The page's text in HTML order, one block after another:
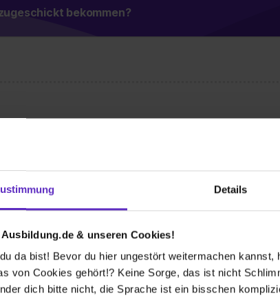
Details
Ausbildung.de & unseren Cookies!
da bist! Bevor du hier ungestört weitermachen
von Cookies gehört!? Keine Sorge, das ist nicht
dich bitte nicht, die Sprache ist ein bisschen
bekommen?
Autos und Werkzeuge gäbe? Stahl ist durch seine
geeignet. Für sämtliche Anwendungen kann man aus
hinaus hat Stahl von allen Werkstoffen die höchste
spannendes und vielseitiges Produkt. Das alles und
Neugierig? Dann bewirb' Dich bei uns!